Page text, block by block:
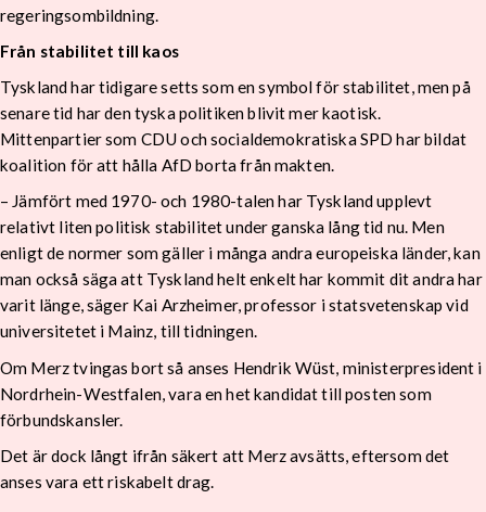
regeringsombildning.
Från stabilitet till kaos
Tyskland har tidigare setts som en symbol för stabilitet, men på
senare tid har den tyska politiken blivit mer kaotisk.
Mittenpartier som CDU och socialdemokratiska SPD har bildat
koalition för att hålla AfD borta från makten.
– Jämfört med 1970- och 1980-talen har Tyskland upplevt
relativt liten politisk stabilitet under ganska lång tid nu. Men
enligt de normer som gäller i många andra europeiska länder, kan
man också säga att Tyskland helt enkelt har kommit dit andra har
varit länge, säger Kai Arzheimer, professor i statsvetenskap vid
universitetet i Mainz, till tidningen.
Om Merz tvingas bort så anses Hendrik Wüst, ministerpresident i
Nordrhein-Westfalen, vara en het kandidat till posten som
förbundskansler.
Det är dock långt ifrån säkert att Merz avsätts, eftersom det
anses vara ett riskabelt drag.